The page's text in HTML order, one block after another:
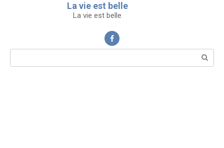
La vie est belle
La vie est belle
Поиск: